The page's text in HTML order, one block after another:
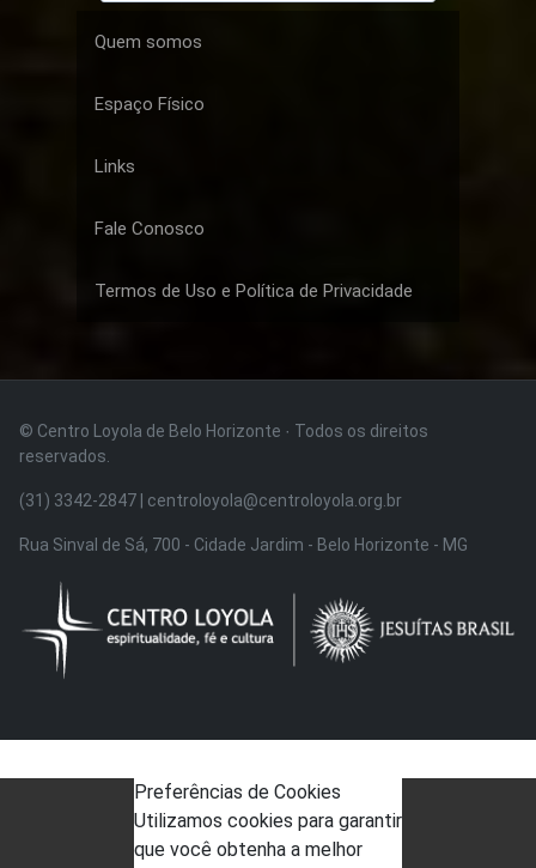
Quem somos
Espaço Físico
Links
Fale Conosco
Termos de Uso e Política de Privacidade
© Centro Loyola de Belo Horizonte · Todos os direitos
reservados.
(31) 3342-2847 | centroloyola@centroloyola.org.br
Rua Sinval de Sá, 700 - Cidade Jardim - Belo Horizonte - MG
Preferências de Cookies
Utilizamos cookies para garantir
que você obtenha a melhor